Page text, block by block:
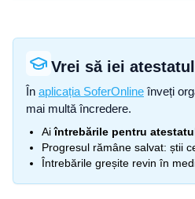
Vrei să iei
În aplicația SoferOnline înveți
mai multă încredere.
Aiîntrebările pentru
Progresul rămâne salvat: știi
Întrebările greșite revin în